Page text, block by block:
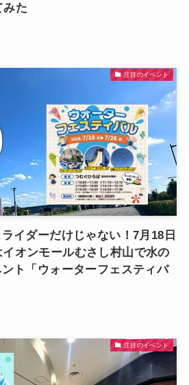
みた
注目のイベント
イダーだけじゃない！7月18日
オンモールむさし村山で水の
ト「ウォーターフェスティバ
注目のイベント